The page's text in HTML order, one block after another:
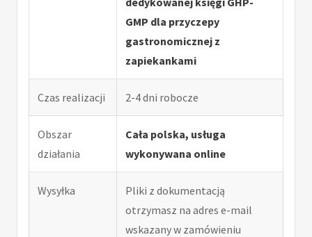
GMP dla przyczepy
gastronomicznej z
zapiekankami
Czas realizacji 2-4 dni robocze
Obszar
działania
Cała polska, usługa
wykonywana online
Wysyłka
Pliki z dokumentacją
otrzymasz na adres e-mail
wskazany w zamówieniu